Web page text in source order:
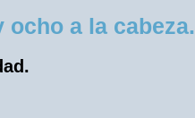
a la cabeza.